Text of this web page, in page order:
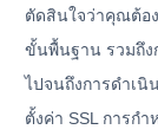
ตัดสินใจว่าคุณต้อง
ขั้นพื้นฐาน รวมถึง
ไปจนถึงการดำเนิ
ตั้งค่า SSL การก